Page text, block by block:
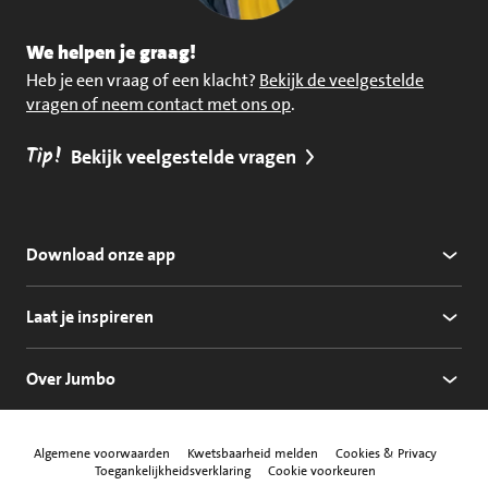
We helpen je graag!
Heb je een vraag of een klacht? Bekijk de veelgestelde
vragen of neem contact met ons op.
Tip! Bekijk veelgestelde vragen
Download onze app
Laat je inspireren
Over Jumbo
Algemene voorwaarden Kwetsbaarheid melden
Cookies & Privacy
Toegankelijkheidsverklaring
Cookie voorkeuren